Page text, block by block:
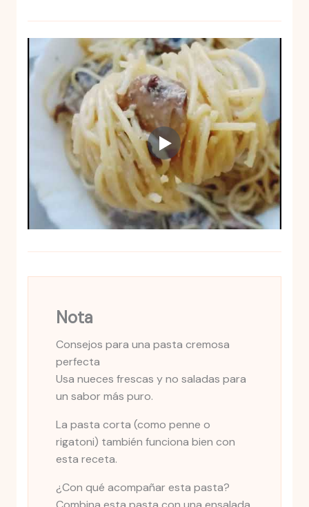
Nota
Consejos para una pasta cremosa
perfecta
Usa nueces frescas y no saladas para
un sabor más puro.
La pasta corta (como penne o
rigatoni) también funciona bien con
esta receta.
¿Con qué acompañar esta pasta?